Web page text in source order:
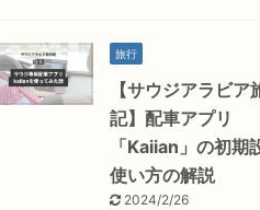
旅行
【サウジアラビア
記】配車アプリ
「Kaiian」の初期
使い方の解説
2024/2/26